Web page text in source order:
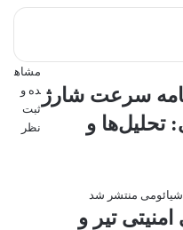
سرعت شارژ
اف‌ای: تحلیل‌ها و
تیر و
مشاه
ده و
ثبت
نظر